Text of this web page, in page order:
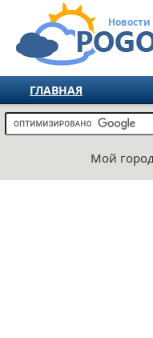
ГЛАВНАЯ
ИЗРАИЛЬ
ЕВРОПА
Мой